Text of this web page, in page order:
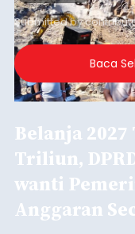
Submitted by
Baca
Belanja 2027
Triliun,
wanti
Anggaran